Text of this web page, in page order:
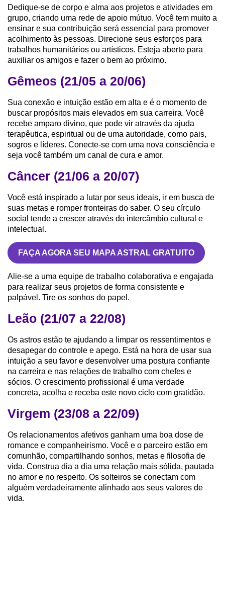
Dedique-se de corpo e alma aos projetos e atividades em
grupo, criando uma rede de apoio mútuo. Você tem muito a
ensinar e sua contribuição será essencial para promover
acolhimento às pessoas. Direcione seus esforços para
trabalhos humanitários ou artísticos. Esteja aberto para
auxiliar os amigos e fazer o bem ao próximo.
Gêmeos (21/05 a 20/06)
Sua conexão e intuição estão em alta e é o momento de
buscar propósitos mais elevados em sua carreira. Você
recebe amparo divino, que pode vir através da ajuda
terapêutica, espiritual ou de uma autoridade, como pais,
sogros e líderes. Conecte-se com uma nova consciência e
seja você também um canal de cura e amor.
Câncer (21/06 a 20/07)
Você está inspirado a lutar por seus ideais, ir em busca de
suas metas e romper fronteiras do saber. O seu círculo
social tende a crescer através do intercâmbio cultural e
intelectual.
FAÇA AGORA SEU MAPA ASTRAL GRATUITO
Alie-se a uma equipe de trabalho colaborativa e engajada
para realizar seus projetos de forma consistente e
palpável. Tire os sonhos do papel.
Leão (21/07 a 22/08)
Os astros estão te ajudando a limpar os ressentimentos e
desapegar do controle e apego. Está na hora de usar sua
intuição a seu favor e desenvolver uma postura confiante
na carreira e nas relações de trabalho com chefes e
sócios. O crescimento profissional é uma verdade
concreta, acolha e receba este novo ciclo com gratidão.
Virgem (23/08 a 22/09)
Os relacionamentos afetivos ganham uma boa dose de
romance e companheirismo. Você e o parceiro estão em
comunhão, compartilhando sonhos, metas e filosofia de
vida. Construa dia a dia uma relação mais sólida, pautada
no amor e no respeito. Os solteiros se conectam com
alguém verdadeiramente alinhado aos seus valores de
vida.